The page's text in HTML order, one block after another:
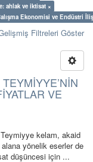
ahlak ve iktisat ×
Ekonomisi ve Endüstri
Filtreleri Göster
VE
Teymiyye kelam, akaid
yönelik eserler de
düşüncesi için ...